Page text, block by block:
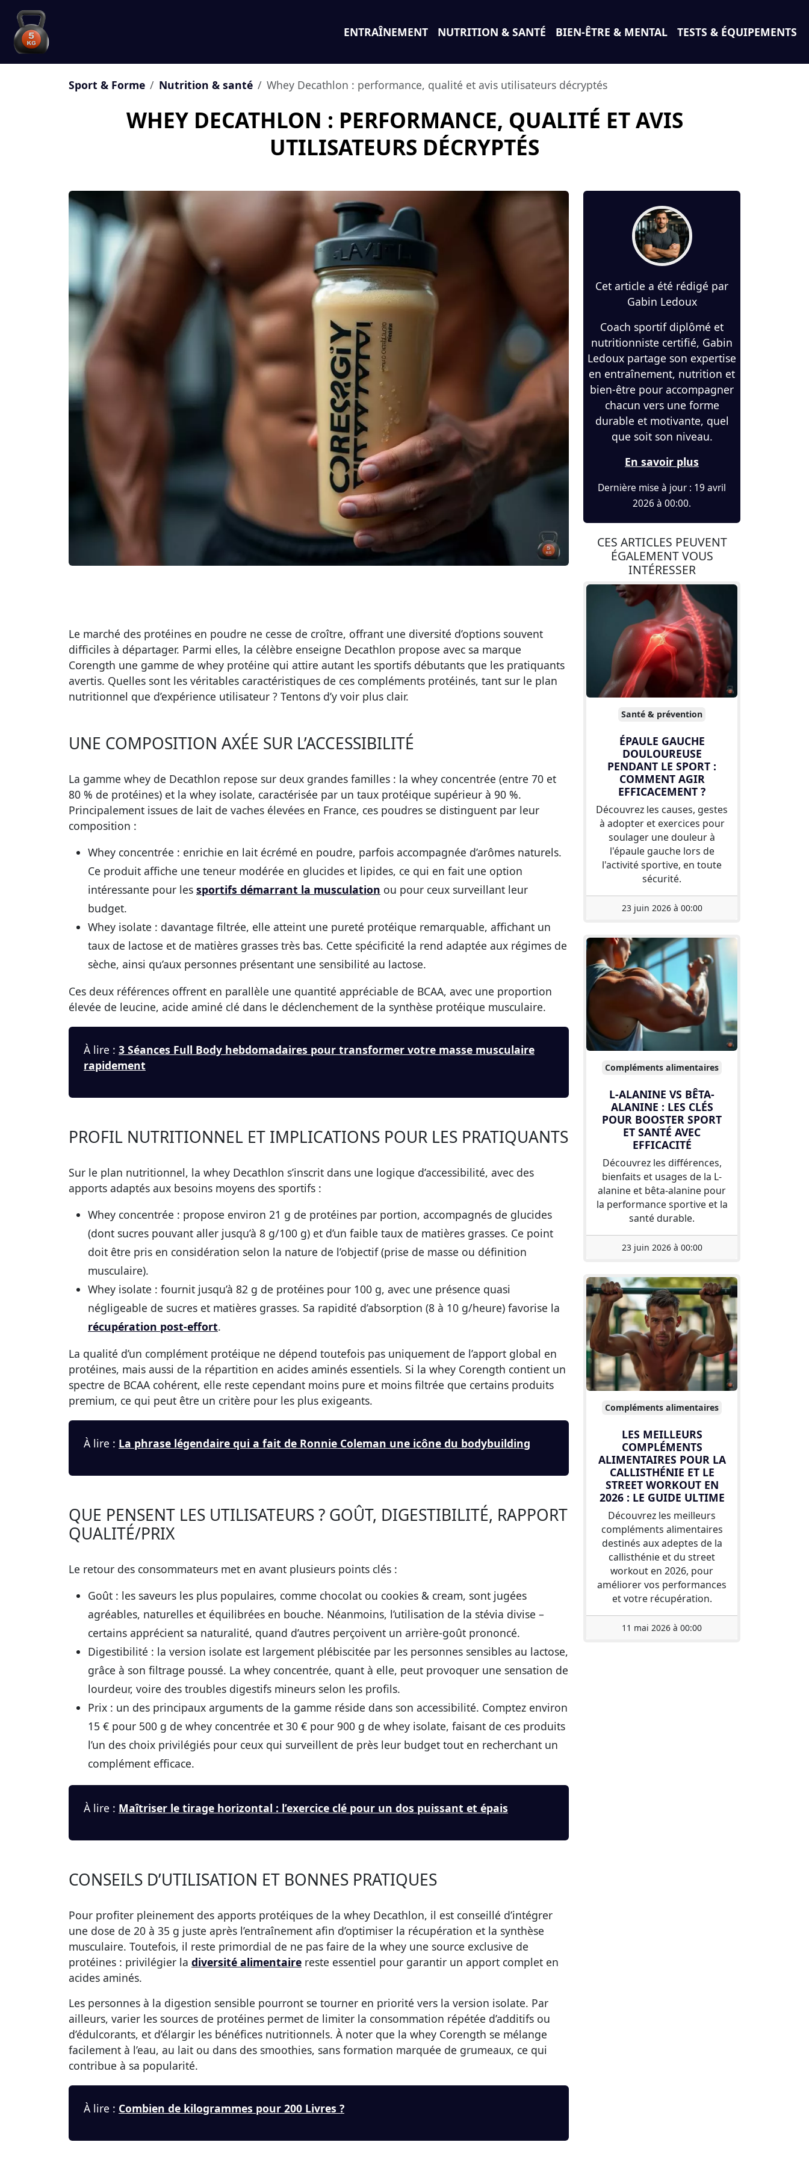
ENTRAÎNEMENT NUTRITION & SANTÉ BIEN-ÊTRE & MENTAL TESTS & ÉQUIPEMENTS
Sport & Forme Nutrition & santé Whey Decathlon : performance, qualité et avis utilisateurs décryptés
WHEY DECATHLON : PERFORMANCE, QUALITÉ ET AVIS
UTILISATEURS DÉCRYPTÉS
Le marché des protéines en poudre ne cesse de croître, offrant une diversité d’options souvent
difficiles à départager. Parmi elles, la célèbre enseigne Decathlon propose avec sa marque
Corength une gamme de whey protéine qui attire autant les sportifs débutants que les pratiquants
avertis. Quelles sont les véritables caractéristiques de ces compléments protéinés, tant sur le plan
nutritionnel que d’expérience utilisateur ? Tentons d’y voir plus clair.
UNE COMPOSITION AXÉE SUR L’ACCESSIBILITÉ
La gamme whey de Decathlon repose sur deux grandes familles : la whey concentrée (entre 70 et
80 % de protéines) et la whey isolate, caractérisée par un taux protéique supérieur à 90 %.
Principalement issues de lait de vaches élevées en France, ces poudres se distinguent par leur
composition :
Whey concentrée : enrichie en lait écrémé en poudre, parfois accompagnée d’arômes naturels.
Ce produit affiche une teneur modérée en glucides et lipides, ce qui en fait une option
intéressante pour les sportifs démarrant la musculation ou pour ceux surveillant leur
budget.
Whey isolate : davantage filtrée, elle atteint une pureté protéique remarquable, affichant un
taux de lactose et de matières grasses très bas. Cette spécificité la rend adaptée aux régimes de
sèche, ainsi qu’aux personnes présentant une sensibilité au lactose.
Ces deux références offrent en parallèle une quantité appréciable de BCAA, avec une proportion
élevée de leucine, acide aminé clé dans le déclenchement de la synthèse protéique musculaire.
À lire : 3 Séances Full Body hebdomadaires pour transformer votre masse musculaire
rapidement
PROFIL NUTRITIONNEL ET IMPLICATIONS POUR LES PRATIQUANTS
Sur le plan nutritionnel, la whey Decathlon s’inscrit dans une logique d’accessibilité, avec des
apports adaptés aux besoins moyens des sportifs :
Whey concentrée : propose environ 21 g de protéines par portion, accompagnés de glucides
(dont sucres pouvant aller jusqu’à 8 g/100 g) et d’un faible taux de matières grasses. Ce point
doit être pris en considération selon la nature de l’objectif (prise de masse ou définition
musculaire).
Whey isolate : fournit jusqu’à 82 g de protéines pour 100 g, avec une présence quasi
négligeable de sucres et matières grasses. Sa rapidité d’absorption (8 à 10 g/heure) favorise la
récupération post-effort.
La qualité d’un complément protéique ne dépend toutefois pas uniquement de l’apport global en
protéines, mais aussi de la répartition en acides aminés essentiels. Si la whey Corength contient un
spectre de BCAA cohérent, elle reste cependant moins pure et moins filtrée que certains produits
premium, ce qui peut être un critère pour les plus exigeants.
À lire : La phrase légendaire qui a fait de Ronnie Coleman une icône du bodybuilding
QUE PENSENT LES UTILISATEURS ? GOÛT, DIGESTIBILITÉ, RAPPORT
QUALITÉ/PRIX
Le retour des consommateurs met en avant plusieurs points clés :
Goût : les saveurs les plus populaires, comme chocolat ou cookies & cream, sont jugées
agréables, naturelles et équilibrées en bouche. Néanmoins, l’utilisation de la stévia divise –
certains apprécient sa naturalité, quand d’autres perçoivent un arrière-goût prononcé.
Digestibilité : la version isolate est largement plébiscitée par les personnes sensibles au lactose,
grâce à son filtrage poussé. La whey concentrée, quant à elle, peut provoquer une sensation de
lourdeur, voire des troubles digestifs mineurs selon les profils.
Prix : un des principaux arguments de la gamme réside dans son accessibilité. Comptez environ
15 € pour 500 g de whey concentrée et 30 € pour 900 g de whey isolate, faisant de ces produits
l’un des choix privilégiés pour ceux qui surveillent de près leur budget tout en recherchant un
complément efficace.
À lire : Maîtriser le tirage horizontal : l’exercice clé pour un dos puissant et épais
CONSEILS D’UTILISATION ET BONNES PRATIQUES
Pour profiter pleinement des apports protéiques de la whey Decathlon, il est conseillé d’intégrer
une dose de 20 à 35 g juste après l’entraînement afin d’optimiser la récupération et la synthèse
musculaire. Toutefois, il reste primordial de ne pas faire de la whey une source exclusive de
protéines : privilégier la diversité alimentaire reste essentiel pour garantir un apport complet en
acides aminés.
Les personnes à la digestion sensible pourront se tourner en priorité vers la version isolate. Par
ailleurs, varier les sources de protéines permet de limiter la consommation répétée d’additifs ou
d’édulcorants, et d’élargir les bénéfices nutritionnels. À noter que la whey Corength se mélange
facilement à l’eau, au lait ou dans des smoothies, sans formation marquée de grumeaux, ce qui
contribue à sa popularité.
À lire : Combien de kilogrammes pour 200 Livres ?
Cet article a été rédigé par
Gabin Ledoux
Coach sportif diplômé et
nutritionniste certifié, Gabin
Ledoux partage son expertise
en entraînement, nutrition et
bien-être pour accompagner
chacun vers une forme
durable et motivante, quel
que soit son niveau.
En savoir plus
Dernière mise à jour : 19 avril
2026 à 00:00.
CES ARTICLES PEUVENT
ÉGALEMENT VOUS
INTÉRESSER
Santé & prévention
ÉPAULE GAUCHE
DOULOUREUSE
PENDANT LE SPORT :
COMMENT AGIR
EFFICACEMENT ?
Découvrez les causes, gestes
à adopter et exercices pour
soulager une douleur à
l'épaule gauche lors de
l'activité sportive, en toute
sécurité.
23 juin 2026 à 00:00
Compléments alimentaires
L-ALANINE VS BÊTA-
ALANINE : LES CLÉS
POUR BOOSTER SPORT
ET SANTÉ AVEC
EFFICACITÉ
Découvrez les différences,
bienfaits et usages de la L-
alanine et bêta-alanine pour
la performance sportive et la
santé durable.
23 juin 2026 à 00:00
Compléments alimentaires
LES MEILLEURS
COMPLÉMENTS
ALIMENTAIRES POUR LA
CALLISTHÉNIE ET LE
STREET WORKOUT EN
2026 : LE GUIDE ULTIME
Découvrez les meilleurs
compléments alimentaires
destinés aux adeptes de la
callisthénie et du street
workout en 2026, pour
améliorer vos performances
et votre récupération.
11 mai 2026 à 00:00